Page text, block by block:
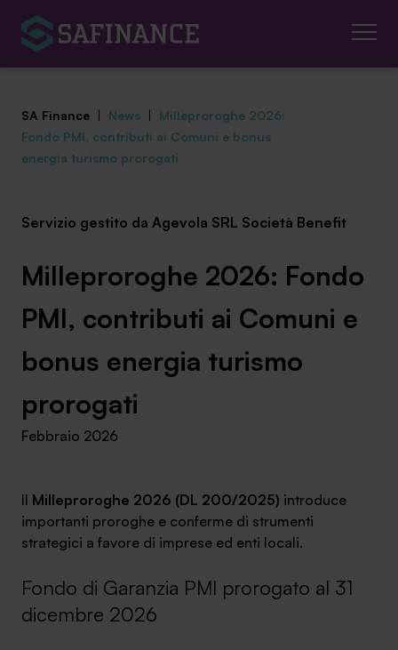
Centro studi
News ed eventi
Chi siamo
Ambassador
Lavora con noi
SA Finance | News | Milleproroghe 2026:
Fondo PMI, contributi ai Comuni e bonus
energia turismo prorogati
Servizio gestito da Agevola SRL Società Benefit
Milleproroghe 2026: Fondo
PMI, contributi ai Comuni e
bonus energia turismo
prorogati
Febbraio 2026
Il Milleproroghe 2026 (DL 200/2025) introduce
importanti proroghe e conferme di strumenti
strategici a favore di imprese ed enti locali.
Fondo di Garanzia PMI prorogato al 31
dicembre 2026